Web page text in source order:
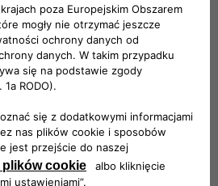
technicznym
zamienna nie jest
określonymi przez
że samochód będzie
przejściem badania
do produkcji
części zamiennych mogą nie
norm bezpieczeństwa, lecz